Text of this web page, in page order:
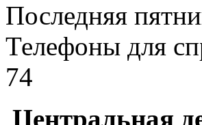
Последняя
Телефоны для
74
Центральная